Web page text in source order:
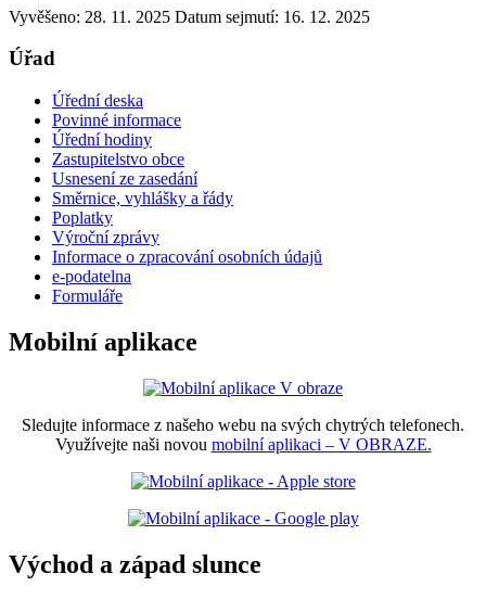
Vyvěšeno: 28. 11. 2025 Datum sejmutí: 16. 12. 2025
Úřad
Úřední deska
Povinné informace
Úřední hodiny
Zastupitelstvo obce
Usnesení ze zasedání
Směrnice, vyhlášky a řády
Poplatky
Výroční zprávy
Informace o zpracování osobních údajů
e-podatelna
Formuláře
Mobilní aplikace
Sledujte informace z našeho webu na svých chytrých telefonech.
Využívejte naši novou mobilní aplikaci – V OBRAZE.
Východ a západ slunce